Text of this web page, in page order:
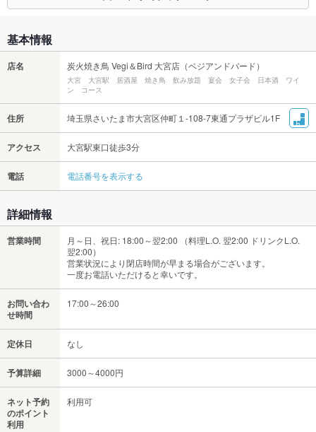
基本情報
店名 炭火焼き鳥 Vegi＆Bird 大宮店（ベジアンドバード）
大宮 大宮駅 居酒屋 焼き鳥 飲み放題 宴会 女子会 日本酒 ワイ
ン コース
住所 埼玉県さいたま市大宮区仲町１-108-7東通プラザビル1F
アクセス 大宮駅東口徒歩3分
電話 電話番号を表示する
詳細情報
営業時間
月～日、祝日: 18:00～翌2:00 （料理L.O. 翌2:00 ドリンクL.O.
翌2:00）
営業状況により閉店時間が早まる場合がございます。
一度お電話いただけると幸いです。
お問い合わ
せ時間
17:00～26:00
定休日 なし
予算詳細 3000～4000円
ネット予約
のポイント
利用
利用可